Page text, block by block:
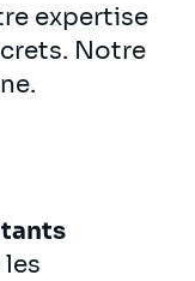
expertise
Notre